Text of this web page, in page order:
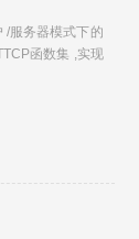
/服务器模式下的
函数集 ,实现